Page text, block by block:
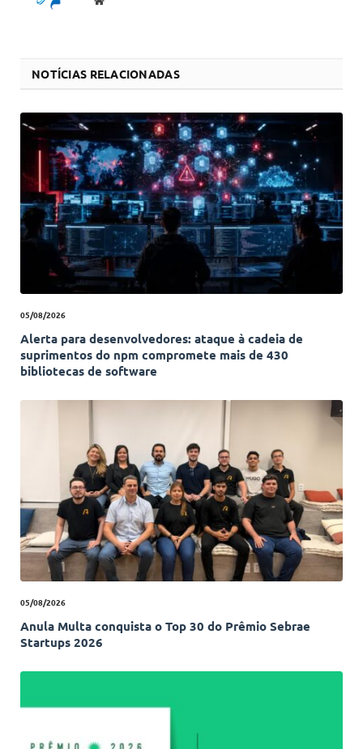
NOTÍCIAS RELACIONADAS
05/08/2026
Alerta para desenvolvedores: ataque à cadeia de
suprimentos do npm compromete mais de 430
bibliotecas de software
05/08/2026
Anula Multa conquista o Top 30 do Prêmio Sebrae
Startups 2026